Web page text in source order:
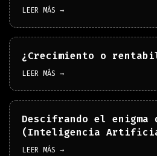
LEER MÁS →
¿Crecimiento o
LEER MÁS →
Descifrando el enigma
(Inteligencia
LEER MÁS →